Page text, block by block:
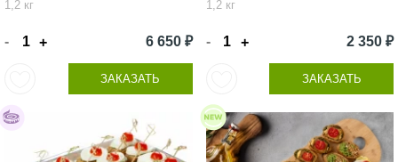
1,2 кг
- + 6 650 ₽
ЗАКАЗАТЬ
1,2 кг
- + 2 350 ₽
ЗАКАЗАТЬ